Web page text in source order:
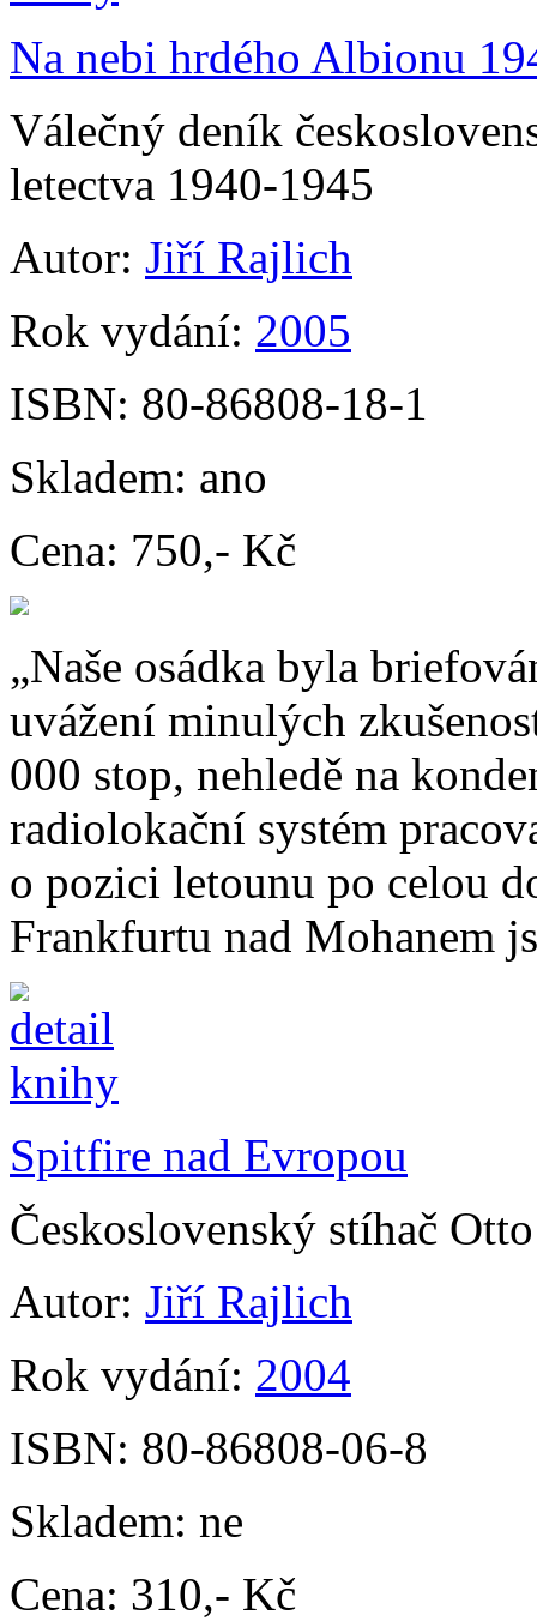
Na nebi hrdého Albionu
Válečný deník
letectva 1940-1945
Autor: Jiří Rajlich
Rok vydání: 2005
ISBN: 80-86808-18-1
Skladem: ano
Cena: 750,- Kč
„Naše osádka byla
uvážení minulých
000 stop, nehledě na
radiolokační systém
o pozici letounu po celou
Frankfurtu nad Mohanem
Spitfire nad Evropou
Československý stíhač
Autor: Jiří Rajlich
Rok vydání: 2004
ISBN: 80-86808-06-8
Skladem: ne
Cena: 310,- Kč